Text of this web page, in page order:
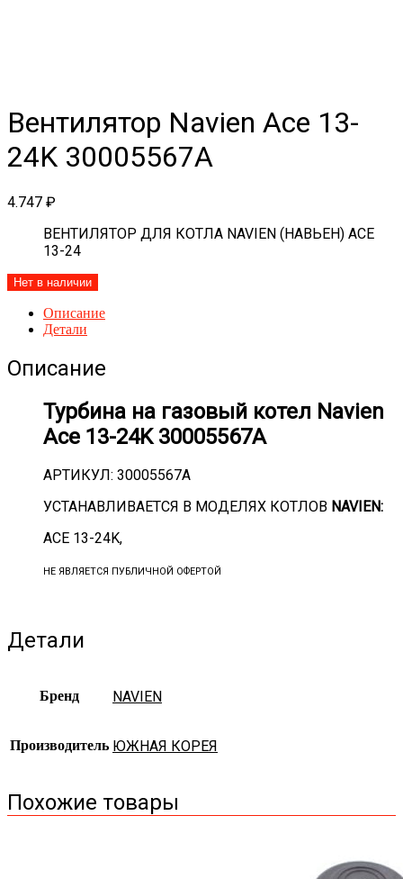
Вентилятор Navien Ace 13-
24K 30005567A
4.747 ₽
ВЕНТИЛЯТОР ДЛЯ КОТЛА NAVIEN (НАВЬЕН) ACE
13-24
Нет в наличии
Описание
Детали
Описание
Турбина на газовый котел Navien
Ace 13-24K 30005567A
АРТИКУЛ: 30005567A
УСТАНАВЛИВАЕТСЯ В МОДЕЛЯХ КОТЛОВ NAVIEN:
ACE 13-24K,
НЕ ЯВЛЯЕТСЯ ПУБЛИЧНОЙ ОФЕРТОЙ
Детали
Бренд NAVIEN
Производитель ЮЖНАЯ КОРЕЯ
Похожие товары